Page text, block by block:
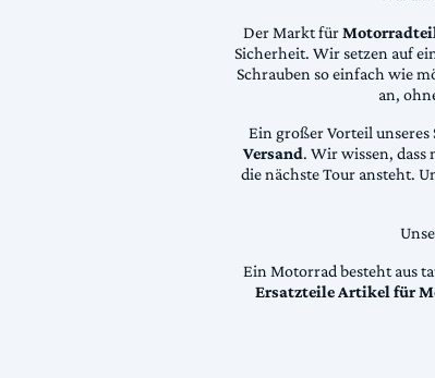
Der Markt für
Sicherheit. Wir setzen auf
Schrauben so einfach wie
an,
Ein großer Vorteil unseres
Versand. Wir wissen, dass
die nächste Tour ansteht.
Ein Motorrad besteht aus
Ersatzteile Artikel für